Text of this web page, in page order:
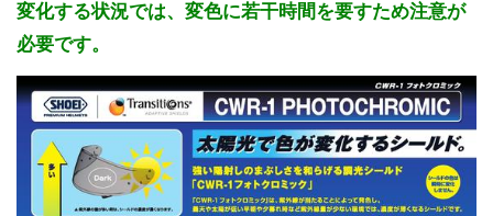
変化する状況では、変色に若干時間を要すため注意が
必要です。